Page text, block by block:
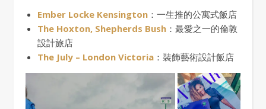
Ember Locke Kensington ：一生推的公寓式飯店
The Hoxton, Shepherds Bush ：最愛之一的倫敦
設計旅店
The July – London Victoria ：裝飾藝術設計飯店